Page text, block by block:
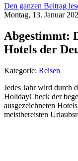
Den ganzen Beitrag
Montag, 13. Januar
Abgestimmt:
Hotels der
Kategorie: Reisen
Jedes Jahr wird durch
HolidayCheck der
ausgezeichneten
meistbereisten